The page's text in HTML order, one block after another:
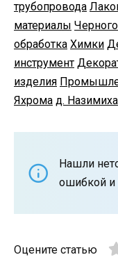
трубопровода
материалы
обработка Химки
инструмент
изделия
Яхрома д. Назимиха
Нашли
ошибкой и
Оцените статью